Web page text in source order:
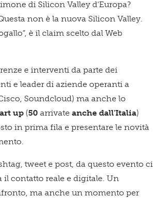
di Silicon Valley d'Europa?
non è la nuova Silicon Valley.
è il claim scelto dal Web
e interventi da parte dei
e leader di aziende operanti a
Soundcloud) ma anche lo
up (50 arrivate anche dall'Italia)
in prima fila e presentare le novità
tweet e post, da questo evento ci
il contatto reale e digitale. Un
ma anche un momento per